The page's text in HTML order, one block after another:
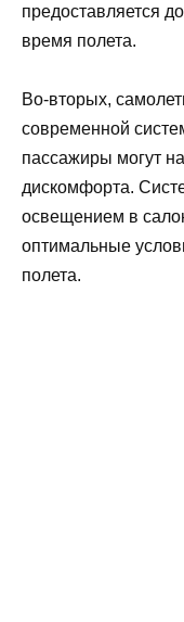
предоставляется
время полета.
Во-вторых,
современной
пассажиры могут
дискомфорта.
освещением в
оптимальные
полета.